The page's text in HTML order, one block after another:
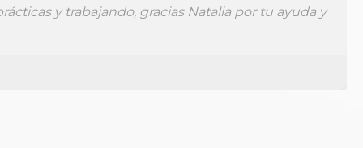
los simulacros espectaculares, paciencia,
los mejores."